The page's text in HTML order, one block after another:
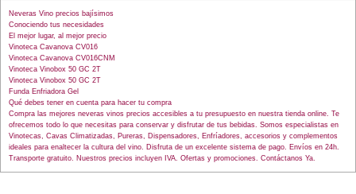
Neveras Vino precios bajísimos
Conociendo tus necesidades
El mejor lugar, al mejor precio
Vinoteca Cavanova CV016
Vinoteca Cavanova CV016CNM
Vinoteca Vinobox 50 GC 2T
Vinoteca Vinobox 50 GC 2T
Funda Enfriadora Gel
Qué debes tener en cuenta para hacer tu compra
Compra las mejores neveras vinos precios accesibles a tu presupuesto en nuestra tienda online. Te
ofrecemos todo lo que necesitas para conservar y disfrutar de tus bebidas. Somos especialistas en
Vinotecas, Cavas Climatizadas, Pureras, Dispensadores, Enfríadores, accesorios y complementos
ideales para enaltecer la cultura del vino. Disfruta de un excelente sistema de pago. Envíos en 24h.
Transporte gratuito. Nuestros precios incluyen IVA. Ofertas y promociones. Contáctanos Ya.